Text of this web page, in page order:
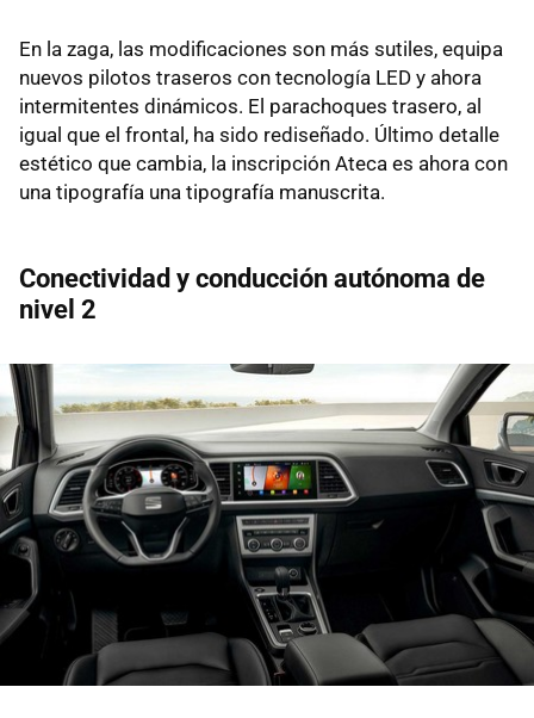
En la zaga, las modificaciones son más sutiles, equipa
nuevos pilotos traseros con tecnología LED y ahora
intermitentes dinámicos. El parachoques trasero, al
igual que el frontal, ha sido rediseñado. Último detalle
estético que cambia, la inscripción Ateca es ahora con
una tipografía una tipografía manuscrita.
Conectividad y conducción autónoma de
nivel 2